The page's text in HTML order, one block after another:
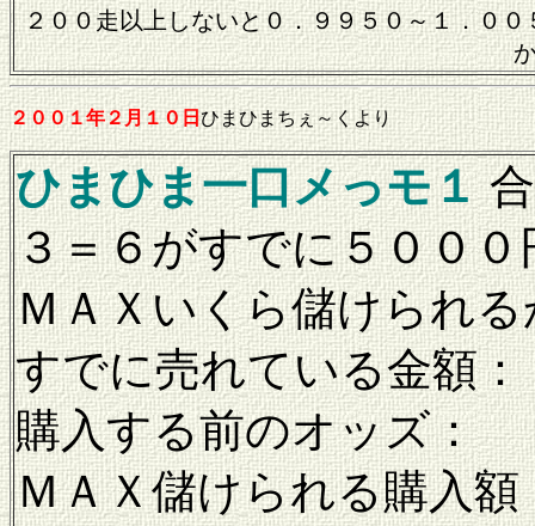
２００走以上しないと０．９９５０～１．０
２００１年２月１０日ひまひまちぇ～くより
ひまひま一口メっモ１合
３＝６がすでに５００
ＭＡＸいくら儲けられる
すでに売れている金額：
購入する前のオッズ
ＭＡＸ儲けられる購入額